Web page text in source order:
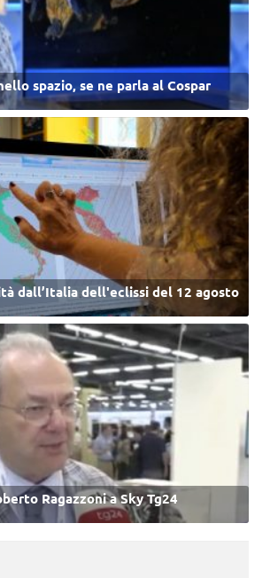
spazio, se ne parla al Cospar
dall’Italia dell'eclissi del 12 agosto
Ragazzoni a Sky Tg24